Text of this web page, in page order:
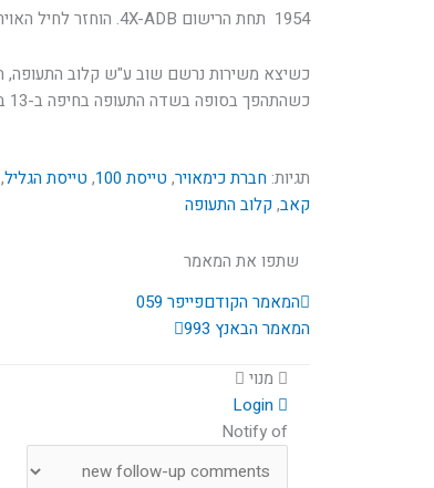
1954 תחת הרישום 4X-ADB. הוחזר לחיל האויר והופעל ע"י טייסת 100 עד 22 באפריל 68.
כשהתהפך בסופה בשדה התעופה בחיפה ב-13 במרץ 71.
תגיות: חברת כימאויר, טייסת 100 , טייסת הגליל,
קאב, קלוב התעופה
שתפו את המאמר
קודם
המאמר הקודםפייפר 059
המאמר הבאנץ 993
הבא
מנוי
Notify of